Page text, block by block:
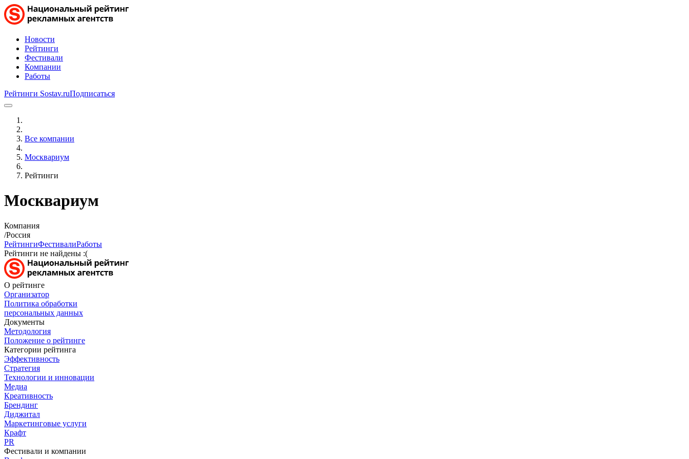
Новости
Рейтинги
Фестивали
Компании
Работы
Рейтинги Sostav.ruПодписаться
Все компании
Москвариум
Рейтинги
Москвариум
Компания
/Россия
РейтингиФестивалиРаботы
Рейтинги не найдены :(
О рейтинге
Организатор
Политика обработки
персональных данных
Документы
Методология
Положение о рейтинге
Категории рейтинга
Эффективность
Стратегия
Технологии и инновации
Медиа
Креативность
Брендинг
Диджитал
Маркетинговые услуги
Крафт
PR
Фестивали и компании